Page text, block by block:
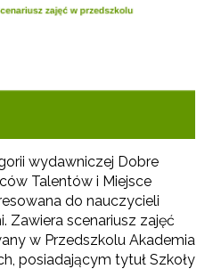
wydawniczej Dobre
Talentów i Miejsce
do nauczycieli
Zawiera scenariusz zajęć
w Przedszkolu Akademia
posiadającym tytuł Szkoły